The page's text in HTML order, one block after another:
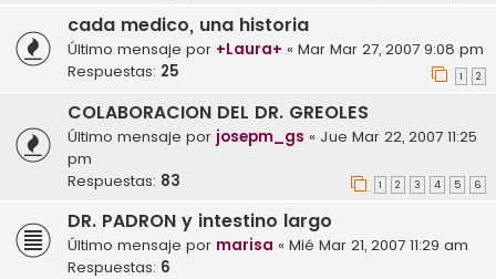
cada medico, una historia
Último mensaje por +Laura+ « Mar Mar 27, 2007 9:08 pm
Respuestas: 25 1 2
COLABORACION DEL DR. GREOLES
Último mensaje por josepm_gs « Jue Mar 22, 2007 11:25
pm
Respuestas: 83 1 2 3 4 5 6
DR. PADRON y intestino largo
Último mensaje por marisa « Mié Mar 21, 2007 11:29 am
Respuestas: 6